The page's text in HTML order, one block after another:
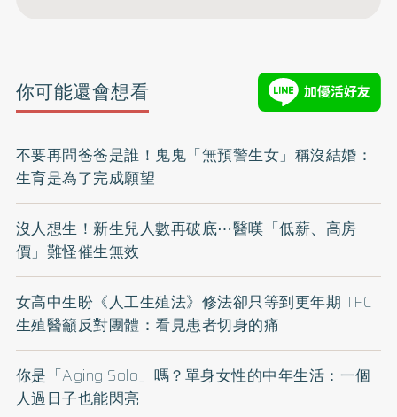
你可能還會想看
不要再問爸爸是誰！鬼鬼「無預警生女」稱沒結婚：
生育是為了完成願望
沒人想生！新生兒人數再破底⋯醫嘆「低薪、高房
價」難怪催生無效
女高中生盼《人工生殖法》修法卻只等到更年期 TFC
生殖醫籲反對團體：看見患者切身的痛
你是「Aging Solo」嗎？單身女性的中年生活：一個
人過日子也能閃亮